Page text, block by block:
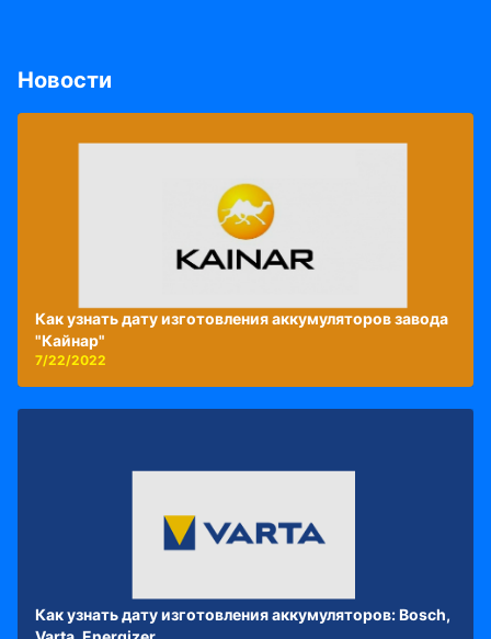
Новости
Как узнать дату изготовления аккумуляторов завода
"Кайнар"
7/22/2022
Как узнать дату изготовления аккумуляторов: Bosch,